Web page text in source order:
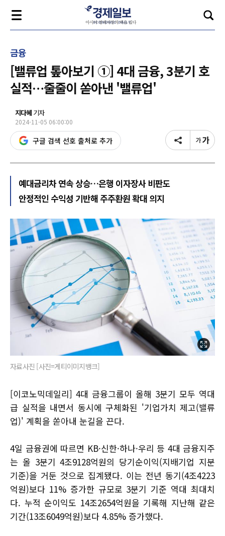
금융
[밸류업 톺아보기 ①] 4대 금융, 3분기 호
실적…줄줄이 쏟아낸 '밸류업'
지다혜 기자
2024-11-05 06:00:00
구글 검색 선호 출처로 추가
예대금리차 연속 상승…은행 이자장사 비판도
안정적인 수익성 기반해 주주환원 확대 의지
자료사진 [사진=게티이미지뱅크]
[이코노믹데일리] 4대 금융그룹이 올해 3분기 모두 역대
급 실적을 내면서 동시에 구체화된 '기업가치 제고(밸류
업)' 계획을 쏟아내 눈길을 끈다.
4일 금융권에 따르면 KB·신한·하나·우리 등 4대 금융지주
는 올 3분기 4조9128억원의 당기순이익(지배기업 지분
기준)을 거둔 것으로 집계됐다. 이는 전년 동기(4조4223
억원)보다 11% 증가한 규모로 3분기 기준 역대 최대치
다. 누적 순이익도 14조2654억원을 기록해 지난해 같은
기간(13조6049억원)보다 4.85% 증가했다.